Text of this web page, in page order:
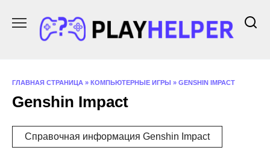
содержанию
ГЛАВНАЯ СТРАНИЦА » КОМПЬЮТЕРНЫЕ ИГРЫ » GENSHIN IMPACT
Genshin Impact
Справочная информация Genshin Impact